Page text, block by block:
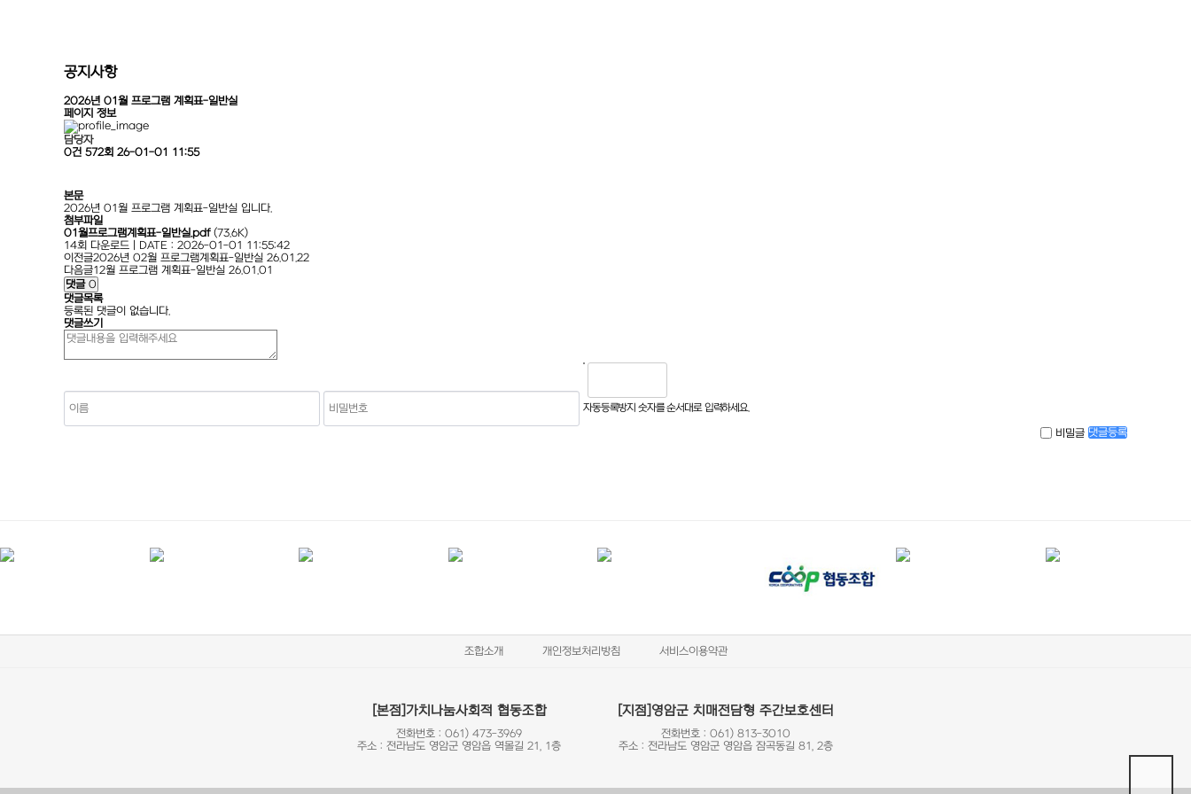
공지사항
2026년 01월 프로그램 계획표-일반실
페이지 정보
담당자
0건 572회 26-01-01 11:55
본문
2026년 01월 프로그램 계획표-일반실 입니다.
첨부파일
01월프로그램계획표-일반실.pdf(73.6K)
14회 다운로드 | DATE : 2026-01-01 11:55:42
이전글2026년 02월 프로그램계획표-일반실 26.01.22
다음글12월 프로그램 계획표-일반실 26.01.01
댓글0
댓글목록
등록된 댓글이 없습니다.
댓글쓰기
자동등록방지 숫자를 순서대로 입력하세요.
비밀글 댓글등록
조합소개 개인정보처리방침 서비스이용약관
[본점]가치나눔사회적 협동조합
전화번호 : 061) 473-3969
주소 : 전라남도 영암군 영암읍 역몰길 21, 1층
[지점]영암군 치매전담형 주간보호센터
전화번호 : 061) 813-3010
주소 : 전라남도 영암군 영암읍 잠곡동길 81, 2층